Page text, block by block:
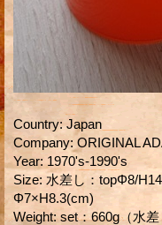
Country: Japan
Company: ORIGINAL
Year: 1970's-1990's
Size: 水差し：topΦ8/
Φ7×H8.3(cm)
Weight: set：660g（水